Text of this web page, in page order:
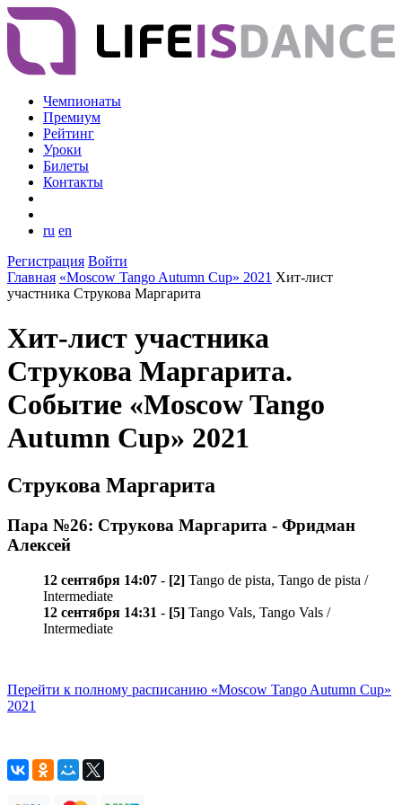
Чемпионаты
Премиум
Рейтинг
Уроки
Билеты
Контакты
ru en
Регистрация Войти
Главная «Moscow Tango Autumn Cup» 2021 Хит-лист
участника Струкова Маргарита
Хит-лист участника
Струкова Маргарита.
Событие «Moscow Tango
Autumn Cup» 2021
Струкова Маргарита
Пара №26: Струкова Маргарита - Фридман
Алексей
12 сентября 14:07 - [2] Tango de pista, Tango de pista /
Intermediate
12 сентября 14:31 - [5] Tango Vals, Tango Vals /
Intermediate
Перейти к полному расписанию «Moscow Tango Autumn Cup»
2021